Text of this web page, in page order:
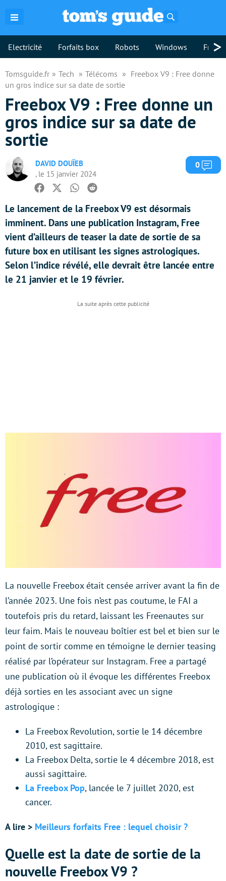
Electricité Forfaits box Robots Windows >
Tomsguide.fr Tech Télécoms
Freebox V9 : Free donne
un gros indice sur sa date de sortie
Freebox V9 : Free donne un
gros indice sur sa date de
sortie
DAVID DOUÏEB
, le 15 janvier 2024
0
Facebook
TwitterWhatsapp
Reddit
Le lancement de la Freebox V9 est désormais
imminent. Dans une publication Instagram, Free
vient d’ailleurs de teaser la date de sortie de sa
future box en utilisant les signes astrologiques.
Selon l’indice révélé, elle devrait être lancée entre
le 21 janvier et le 19 février.
La nouvelle Freebox était censée arriver avant la fin de
l’année 2023. Une fois n’est pas coutume, le FAI a
toutefois pris du retard, laissant les Freenautes sur
leur faim. Mais le nouveau boîtier est bel et bien sur le
point de sortir comme en témoigne le dernier teasing
réalisé par l’opérateur sur Instagram. Free a partagé
une publication où il évoque les différentes Freebox
déjà sorties en les associant avec un signe
astrologique :
La Freebox Revolution, sortie le 14 décembre
2010, est sagittaire.
La Freebox Delta, sortie le 4 décembre 2018, est
aussi sagittaire.
La Freebox Pop, lancée le 7 juillet 2020, est
cancer.
A lire > Meilleurs forfaits Free : lequel choisir ?
Quelle est la date de sortie de la
nouvelle Freebox V9 ?